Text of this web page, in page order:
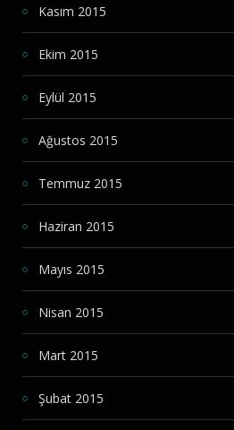
Kasım 2015
Ekim 2015
Eylül 2015
Ağustos 2015
Temmuz 2015
Haziran 2015
Mayıs 2015
Nisan 2015
Mart 2015
Şubat 2015